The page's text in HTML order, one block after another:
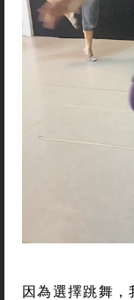
因為選擇跳舞